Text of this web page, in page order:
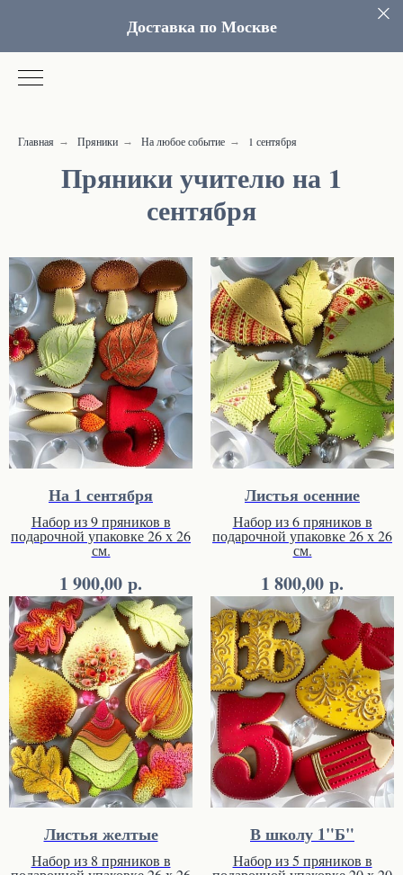
Доставка по Москве
Главная → Пряники → На любое событие → 1 сентября
Пряники учителю на 1
сентября
На 1 сентября
Набор из 9 пряников в
подарочной упаковке 26 х 26
см.
1 900,00 р.
Листья осенние
Набор из 6 пряников в
подарочной упаковке 26 х 26
см.
1 800,00 р.
Листья желтые
Набор из 8 пряников в
В школу 1"Б"
Набор из 5 пряников в